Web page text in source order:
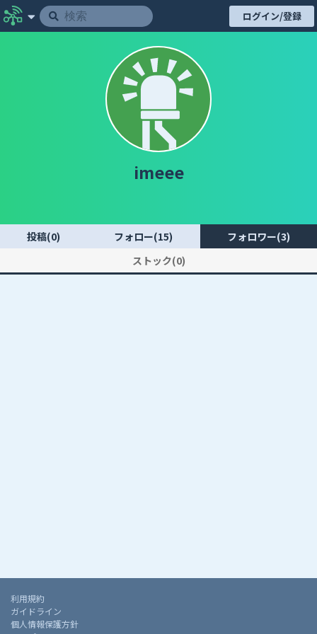
ログイン/登録
imeee
投稿(0) フォロー(15)
フォロワー(3)
ストック(0)
利用規約
ガイドライン
個人情報保護方針